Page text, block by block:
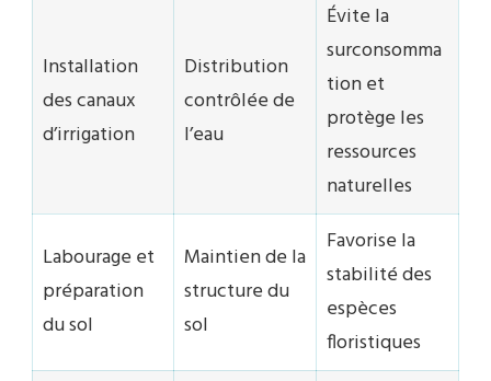
Installation
des canaux
d’irrigation
Distribution
contrôlée de
l’eau
Évite la
surconsomma
tion et
protège les
ressources
naturelles
Labourage et
préparation
du sol
Maintien de la
structure du
sol
Favorise la
stabilité des
espèces
floristiques